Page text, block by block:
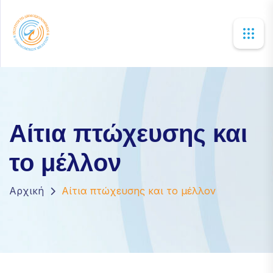
Αίτια πτώχευσης και
το μέλλον
Αρχική Αίτια πτώχευσης και το μέλλον